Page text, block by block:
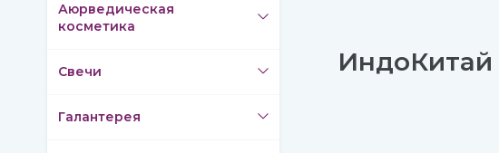
Аюрведическая
косметика
Свечи
Галантерея
ИндоКитай